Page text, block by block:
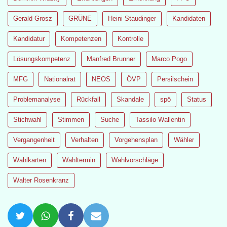
Gerald Grosz GRÜNE Heini Staudinger Kandidaten
Kandidatur Kompetenzen Kontrolle
Lösungskompetenz Manfred Brunner Marco Pogo
MFG Nationalrat NEOS ÖVP Persilschein
Problemanalyse Rückfall Skandale spö Status
Stichwahl Stimmen Suche Tassilo Wallentin
Vergangenheit Verhalten Vorgehensplan Wähler
Wahlkarten Wahltermin Wahlvorschläge
Walter Rosenkranz